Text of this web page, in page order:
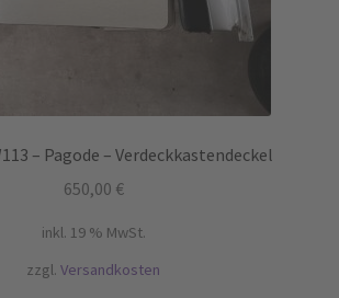
– Pagode – Verdeckkastendeckel
650,00 €
inkl. 19 % MwSt.
zzgl. Versandkosten